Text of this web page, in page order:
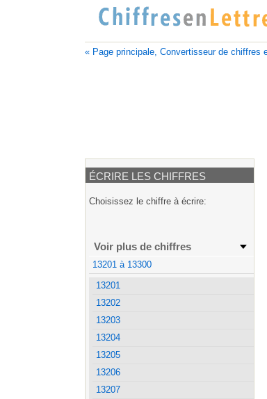
« Page principale, Convertisseur de chiffres
ÉCRIRE LES CHIFFRES
Choisissez le chiffre à écrire:
Voir plus de chiffres
13201 à 13300
13201
13202
13203
13204
13205
13206
13207